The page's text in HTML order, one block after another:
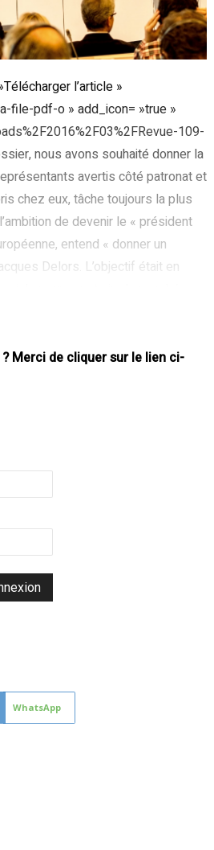
l’article »
file-pdf-o » add_icon= »true »
109-
nous avons souhaité donner la
avertis côté patronat et
chez eux, tâche toujours la plus
de devenir le « président
entend « donner un
Delors. L’objectif était en
Merci de cliquer sur le lien ci-
WhatsApp